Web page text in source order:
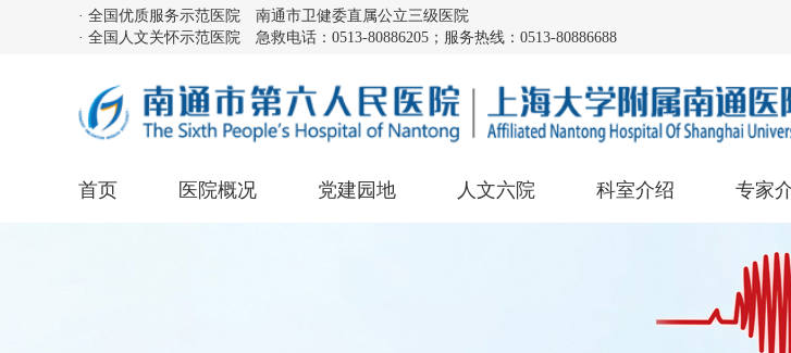
· 全国优质服务示范医院 南通市卫健委直属公立三级医院
· 全国人文关怀示范医院 急救电话：0513-80886205；服务热线：0513-80886688
首页 医院概况 党建园地 人文六院 科室介绍 专家